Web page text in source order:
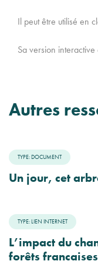
Il peut être utilisé en
Sa version
Autres
TYPE: DOCUMENT
Un jour, cet
TYPE: LIEN INTERNET
L’impact du
forêts françaises